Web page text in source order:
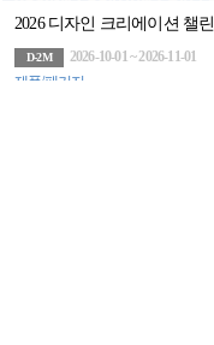
D-2M
2026-10-01 ~ 2026-11-01
제품/패키지